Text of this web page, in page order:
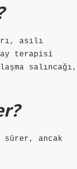
asılı
terapisi
salıncağı,
sürer, ancak